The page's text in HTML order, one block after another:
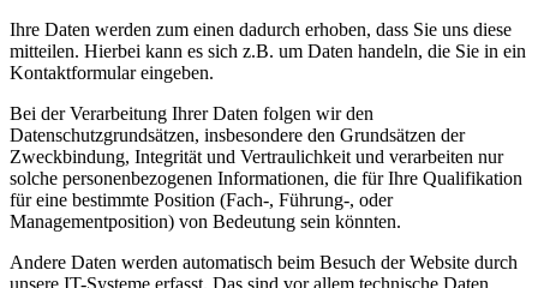
Ihre Daten werden zum einen dadurch erhoben, dass Sie uns diese
mitteilen. Hierbei kann es sich z.B. um Daten handeln, die Sie in ein
Kontaktformular eingeben.
Bei der Verarbeitung Ihrer Daten folgen wir den
Datenschutzgrundsätzen, insbesondere den Grundsätzen der
Zweckbindung, Integrität und Vertraulichkeit und verarbeiten nur
solche personenbezogenen Informationen, die für Ihre Qualifikation
für eine bestimmte Position (Fach-, Führung-, oder
Managementposition) von Bedeutung sein könnten.
Andere Daten werden automatisch beim Besuch der Website durch
unsere IT-Systeme erfasst. Das sind vor allem technische Daten